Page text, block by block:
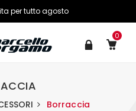
per tutto agosto
0
Borraccia